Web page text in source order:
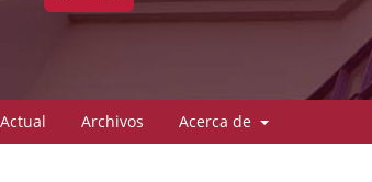
Actual Archivos Acerca de